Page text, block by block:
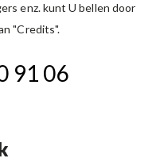
enz. kunt U bellen door
"Credits".
91 06